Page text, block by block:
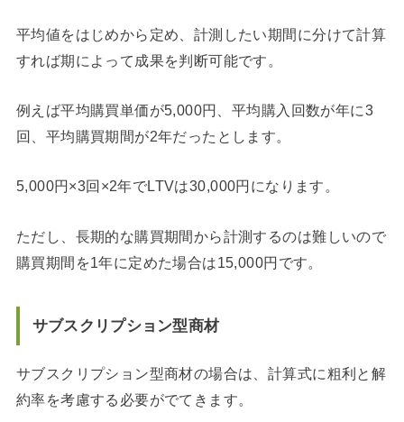
平均値をはじめから定め、計測したい期間に分けて計算
すれば期によって成果を判断可能です。
例えば平均購買単価が5,000円、平均購入回数が年に3
回、平均購買期間が2年だったとします。
5,000円×3回×2年でLTVは30,000円になります。
ただし、長期的な購買期間から計測するのは難しいので
購買期間を1年に定めた場合は15,000円です。
サブスクリプション型商材
サブスクリプション型商材の場合は、計算式に粗利と解
約率を考慮する必要がでてきます。